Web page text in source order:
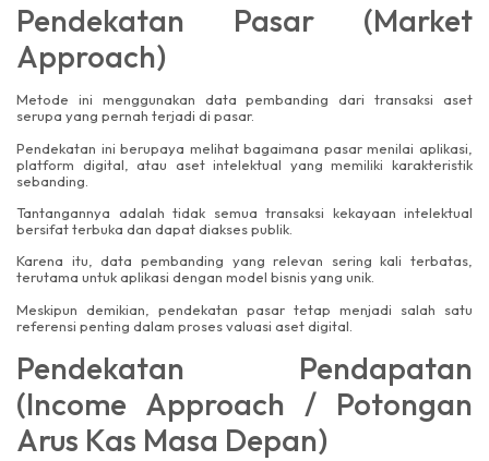
Pendekatan Pasar (Market
Approach)
Metode ini menggunakan data pembanding dari transaksi aset
serupa yang pernah terjadi di pasar.
Pendekatan ini berupaya melihat bagaimana pasar menilai aplikasi,
platform digital, atau aset intelektual yang memiliki karakteristik
sebanding.
Tantangannya adalah tidak semua transaksi kekayaan intelektual
bersifat terbuka dan dapat diakses publik.
Karena itu, data pembanding yang relevan sering kali terbatas,
terutama untuk aplikasi dengan model bisnis yang unik.
Meskipun demikian, pendekatan pasar tetap menjadi salah satu
referensi penting dalam proses valuasi aset digital.
Pendekatan Pendapatan
(Income Approach / Potongan
Arus Kas Masa Depan)